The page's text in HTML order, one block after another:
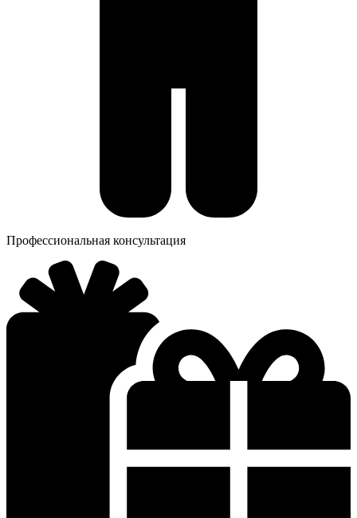
Профессиональная консультация